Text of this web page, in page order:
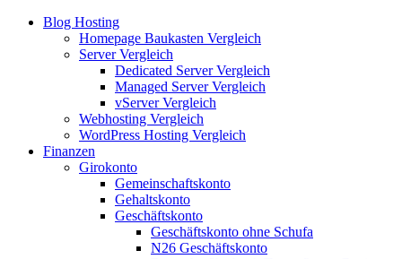
Blog Hosting
Homepage Baukasten Vergleich
Server Vergleich
Dedicated Server Vergleich
Managed Server Vergleich
vServer Vergleich
Webhosting Vergleich
WordPress Hosting Vergleich
Finanzen
Girokonto
Gemeinschaftskonto
Gehaltskonto
Geschäftskonto
Geschäftskonto ohne Schufa
N26 Geschäftskonto